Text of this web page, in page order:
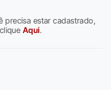
precisa estar cadastrado,
Aqui.